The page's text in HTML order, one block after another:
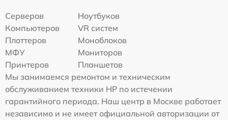
Серверов
Ноутбуков
Компьютеров
VR систем
Плоттеров
Моноблоков
МФУ
Мониторов
Принтеров
Планшетов
Мы занимаемся ремонтом и техническим
обслуживанием техники HP по истечении
гарантийного периода. Наш центр в Москве работает
независимо и не имеет официальной авторизации от